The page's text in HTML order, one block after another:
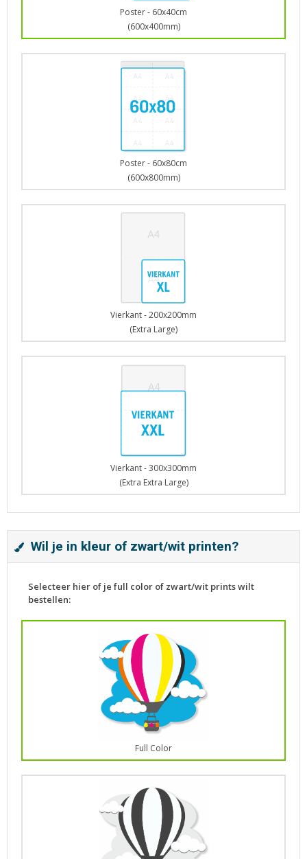
Poster - 60x40cm
(600x400mm)
Poster - 60x80cm
(600x800mm)
Vierkant - 200x200mm
(Extra Large)
Vierkant - 300x300mm
(Extra Extra Large)
Wil je in kleur of zwart/wit printen?
Selecteer hier of je full color of zwart/wit prints wilt
bestellen:
Full Color